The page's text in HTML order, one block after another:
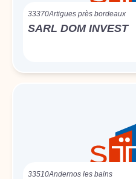
33370Artigues près bordeaux
SARL DOM INVEST
33510Andernos les bains